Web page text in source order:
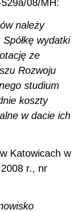
08/MH:
należy
wydatki
ze
Rozwoju
studium
koszty
w dacie ich
Katowicach w
r., nr